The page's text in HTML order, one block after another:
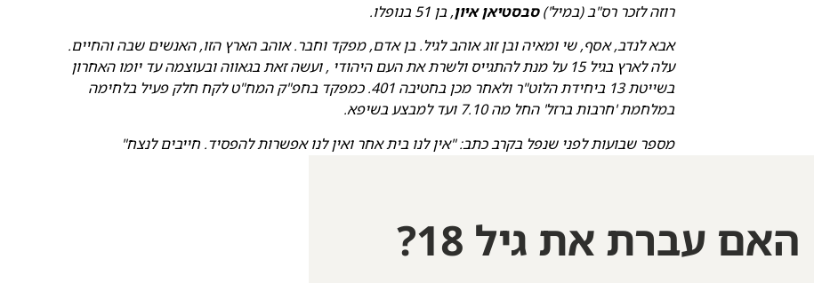
רוזה לזכר רס"ב (במיל')סבסטיאן איון, בן 51 בנופלו.
אבא לנדב, אסף, שי ומאיה ובן זוג אוהב לגיל. בן אדם, מפקד וחבר. אוהב הארץ הזו, האנשים שבה והחיים.
עלה לארץ בגיל 15 על מנת להתגייס ולשרת את העם היהודי , ועשה זאת בגאווה ובעוצמה עד יומו האחרון
בשייטת 13 ביחידת הלוט"ר ולאחר מכן בחטיבה 401. כמפקד בחפ"ק המח"ט לקח חלק פעיל בלחימה
במלחמת 'חרבות ברזל' החל מה 7.10 ועד למבצע בשיפא.
מספר שבועות לפני שנפל בקרב כתב: "אין לנו בית אחר ואין לנו אפשרות להפסיד. חייבים לנצח"
-
האם עברת את גיל 18?